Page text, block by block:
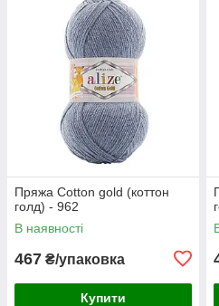
Пряжа Cotton gold (коттон
голд) - 962
В наявності
467 ₴/упаковка
Купити